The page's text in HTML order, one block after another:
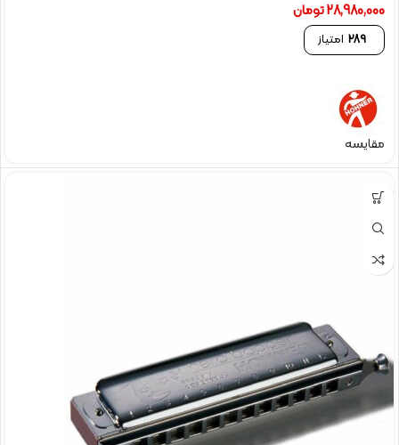
28,980,000تومان
289 امتیاز
مقایسه